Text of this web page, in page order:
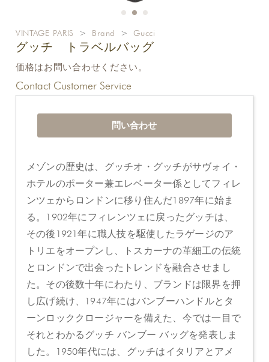
VINTAGE PARIS > Brand > Gucci
グッチ トラベルバッグ
価格はお問い合わせください。
Contact Customer Service
問い合わせ
メゾンの歴史は、グッチオ・グッチがサヴォイ・
ホテルのポーター兼エレベーター係としてフィレ
ンツェからロンドンに移り住んだ1897年に始ま
る。1902年にフィレンツェに戻ったグッチは、
その後1921年に職人技を駆使したラゲージのア
トリエをオープンし、トスカーナの革細工の伝統
とロンドンで出会ったトレンドを融合させまし
た。その後数十年にわたり、ブランドは限界を押
し広げ続け、1947年にはバンブーハンドルとタ
ーンロッククロージャーを備えた、今では一目で
それとわかるグッチ バンブー バッグを発表しま
した。1950年代には、グッチはイタリアとアメ